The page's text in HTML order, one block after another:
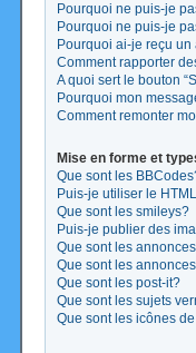
Pourquoi ne puis-je
Pourquoi ne puis-je
Pourquoi ai-je reçu un
Comment rapporter
A quoi sert le bouton
Pourquoi mon
Comment remonter
Mise en forme et
Que sont les
Puis-je utiliser le
Que sont les smileys?
Puis-je publier des
Que sont les
Que sont les
Que sont les post-it?
Que sont les sujets
Que sont les icônes